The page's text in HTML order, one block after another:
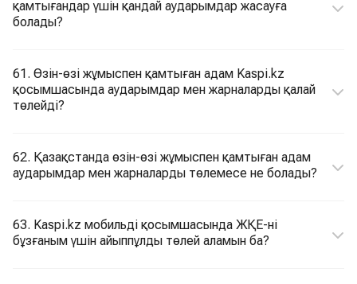
қамтығандар үшін қандай аударымдар жасауға
болады?
61. Өзін-өзі жұмыспен қамтыған адам Kaspi.kz
қосымшасында аударымдар мен жарналарды қалай
төлейді?
62. Қазақстанда өзін-өзі жұмыспен қамтыған адам
аударымдар мен жарналарды төлемесе не болады?
63. Kaspi.kz мобильді қосымшасында ЖҚЕ-ні
бұзғаным үшін айыппұлды төлей аламын ба?